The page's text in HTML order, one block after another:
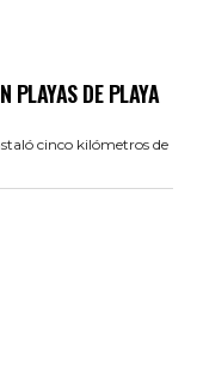
PLAYAS DE PLAYA
cinco kilómetros de